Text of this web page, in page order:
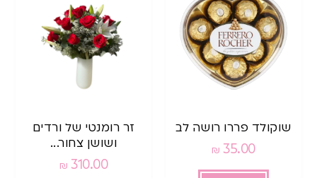
שוקולד פררו רושה לב
35.00
₪
זר רומנטי של ורדים
ושושן צחור...
310.00
₪